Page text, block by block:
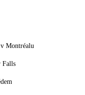
Montréalu
Falls